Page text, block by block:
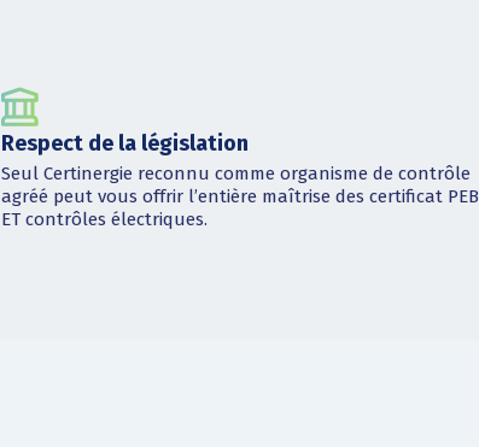
Respect de la législation
Seul Certinergie reconnu comme organisme de contrôle
agréé peut vous offrir l’entière maîtrise des certificat PEB
ET contrôles électriques.